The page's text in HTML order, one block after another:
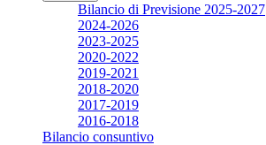
Bilancio di Previsione 2025-2027
2024-2026
2023-2025
2020-2022
2019-2021
2018-2020
2017-2019
2016-2018
Bilancio consuntivo